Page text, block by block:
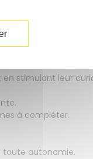
stimulant leur
à compléter.
toute autonomie.